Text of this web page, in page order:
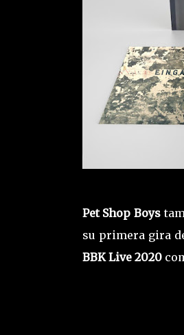
Pet Shop Boys
su primera gira
BBK Live 2020